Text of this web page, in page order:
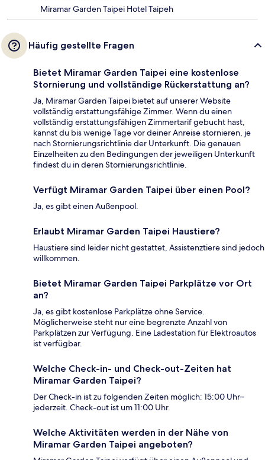
Miramar Garden Taipei Hotel Taipeh
Häufig gestellte Fragen
Bietet Miramar Garden Taipei eine kostenlose
Stornierung und vollständige Rückerstattung an?
Ja, Miramar Garden Taipei bietet auf unserer Website
vollständig erstattungsfähige Zimmer. Wenn du einen
vollständig erstattungsfähigen Zimmertarif gebucht hast,
kannst du bis wenige Tage vor deiner Anreise stornieren, je
nach Stornierungsrichtlinie der Unterkunft. Die genauen
Einzelheiten zu den Bedingungen der jeweiligen Unterkunft
findest du in deren Stornierungsrichtlinie.
Verfügt Miramar Garden Taipei über einen Pool?
Ja, es gibt einen Außenpool.
Erlaubt Miramar Garden Taipei Haustiere?
Haustiere sind leider nicht gestattet, Assistenztiere sind jedoch
willkommen.
Bietet Miramar Garden Taipei Parkplätze vor Ort
an?
Ja, es gibt kostenlose Parkplätze ohne Service.
Möglicherweise steht nur eine begrenzte Anzahl von
Parkplätzen zur Verfügung. Eine Ladestation für Elektroautos
ist verfügbar.
Welche Check-in- und Check-out-Zeiten hat
Miramar Garden Taipei?
Der Check-in ist zu folgenden Zeiten möglich: 15:00 Uhr–
jederzeit. Check-out ist um 11:00 Uhr.
Welche Aktivitäten werden in der Nähe von
Miramar Garden Taipei angeboten?